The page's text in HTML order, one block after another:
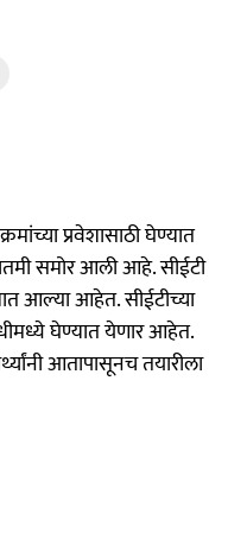
प्रवेशासाठी घेण्यात
समोर आली आहे. सीईटी
आल्या आहेत. सीईटीच्या
घेण्यात येणार आहेत.
आतापासूनच तयारीला